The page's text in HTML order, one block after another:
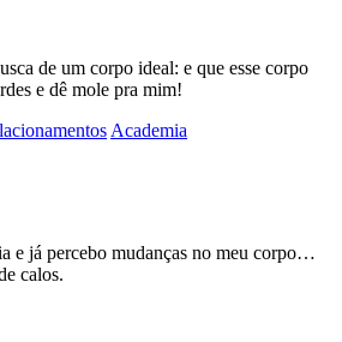
de um corpo ideal: e que esse corpo
e dê mole pra mim!
Academia
e já percebo mudanças no meu corpo…
calos.